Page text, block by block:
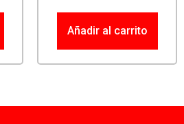
Añadir al carrito